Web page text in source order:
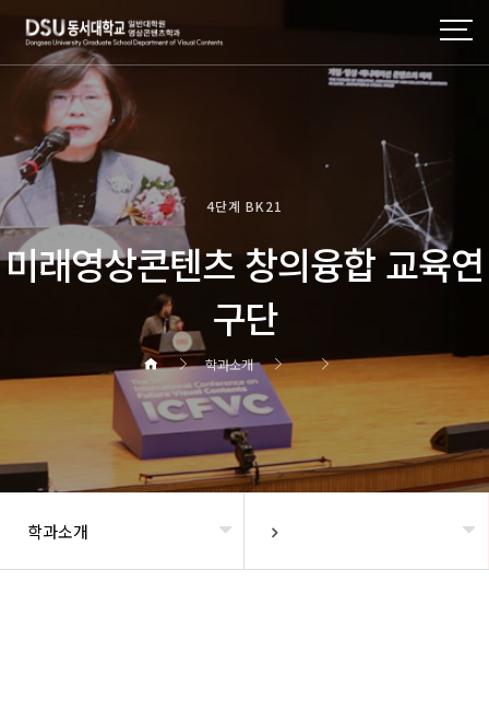
4단계 BK21
미래영상콘텐츠 창의융합 교육연
구단
학과소개
학과소개